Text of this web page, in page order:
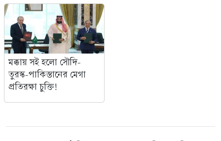
মক্কায় সই হলো সৌদি-
তুরস্ক-পাকিস্তানের মেগা
প্রতিরক্ষা চুক্তি!